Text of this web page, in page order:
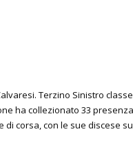
Terzino Sinistro
ha collezionato 33
corsa, con le sue discese